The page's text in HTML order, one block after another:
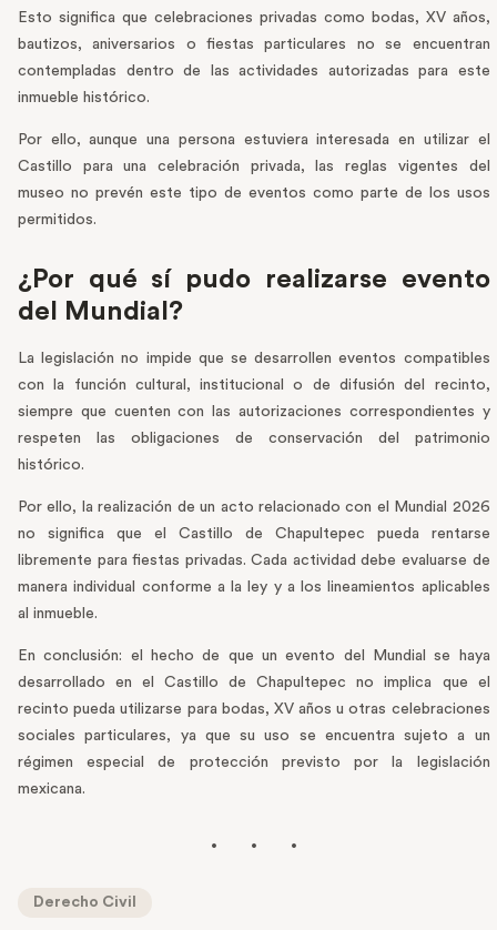
Esto significa que celebraciones privadas como bodas, XV años,
bautizos, aniversarios o fiestas particulares no se encuentran
contempladas dentro de las actividades autorizadas para este
inmueble histórico.
Por ello, aunque una persona estuviera interesada en utilizar el
Castillo para una celebración privada, las reglas vigentes del
museo no prevén este tipo de eventos como parte de los usos
permitidos.
¿Por qué sí pudo realizarse evento
del Mundial?
La legislación no impide que se desarrollen eventos compatibles
con la función cultural, institucional o de difusión del recinto,
siempre que cuenten con las autorizaciones correspondientes y
respeten las obligaciones de conservación del patrimonio
histórico.
Por ello, la realización de un acto relacionado con el Mundial 2026
no significa que el Castillo de Chapultepec pueda rentarse
libremente para fiestas privadas. Cada actividad debe evaluarse de
manera individual conforme a la ley y a los lineamientos aplicables
al inmueble.
En conclusión: el hecho de que un evento del Mundial se haya
desarrollado en el Castillo de Chapultepec no implica que el
recinto pueda utilizarse para bodas, XV años u otras celebraciones
sociales particulares, ya que su uso se encuentra sujeto a un
régimen especial de protección previsto por la legislación
mexicana.
Derecho Civil